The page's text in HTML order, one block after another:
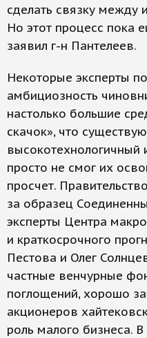
сделать связку между
Но этот процесс пока
заявил г-н Пантелеев.
Некоторые эксперты
амбициозность
настолько большие
скачок», что
высокотехнологичный
просто не смог их
просчет.
за образец
эксперты Центра
и краткосрочного
Пестова и Олег
частные венчурные
поглощений, хорошо
акционеров
роль малого бизнеса.